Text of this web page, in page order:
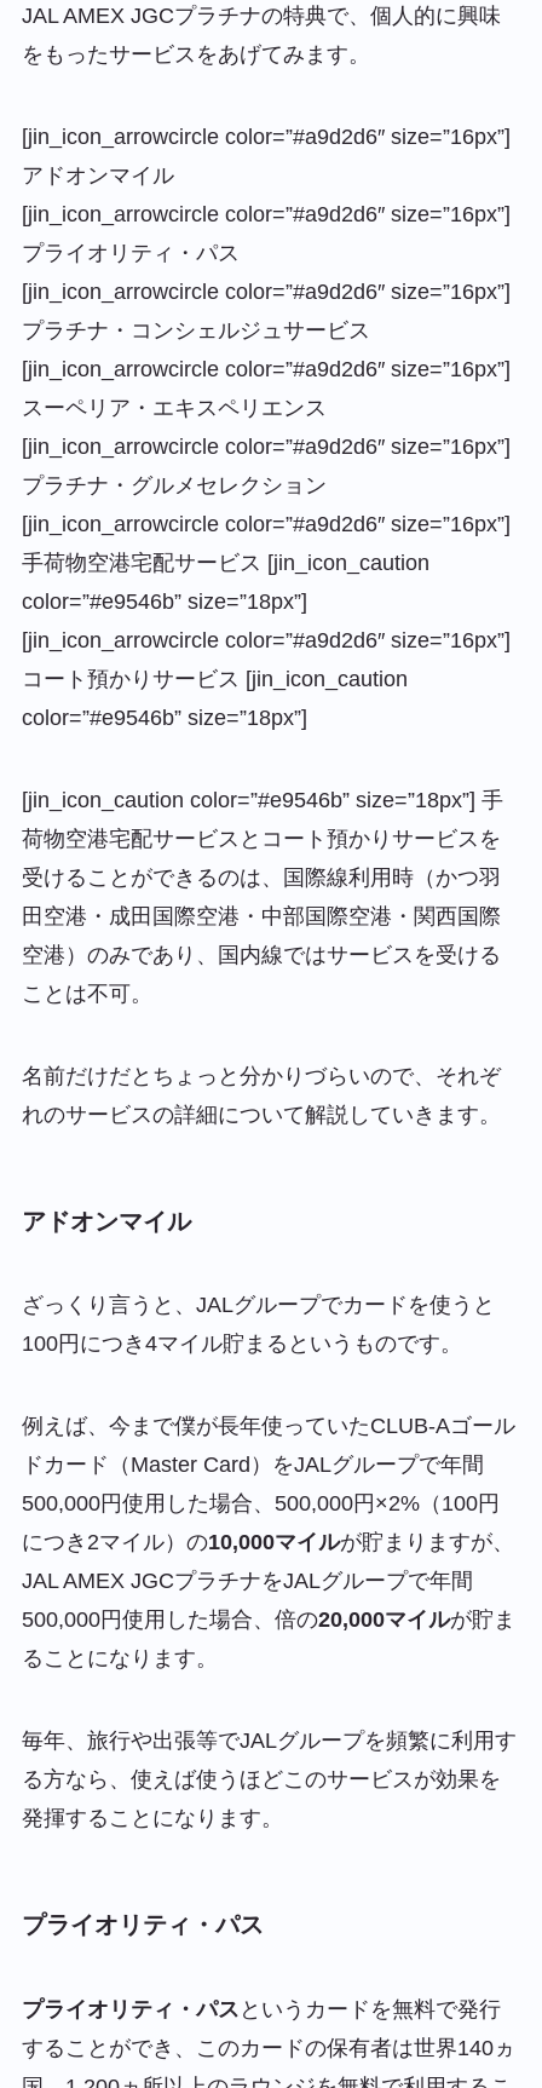
JAL AMEX JGCプラチナの特典で、個人的に興味
をもったサービスをあげてみます。
[jin_icon_arrowcircle color=”#a9d2d6″ size=”16px”]
アドオンマイル
[jin_icon_arrowcircle color=”#a9d2d6″ size=”16px”]
プライオリティ・パス
[jin_icon_arrowcircle color=”#a9d2d6″ size=”16px”]
プラチナ・コンシェルジュサービス
[jin_icon_arrowcircle color=”#a9d2d6″ size=”16px”]
スーペリア・エキスペリエンス
[jin_icon_arrowcircle color=”#a9d2d6″ size=”16px”]
プラチナ・グルメセレクション
[jin_icon_arrowcircle color=”#a9d2d6″ size=”16px”]
手荷物空港宅配サービス [jin_icon_caution
color=”#e9546b” size=”18px”]
[jin_icon_arrowcircle color=”#a9d2d6″ size=”16px”]
コート預かりサービス [jin_icon_caution
color=”#e9546b” size=”18px”]
[jin_icon_caution color=”#e9546b” size=”18px”] 手
荷物空港宅配サービスとコート預かりサービスを
受けることができるのは、国際線利用時（かつ羽
田空港・成田国際空港・中部国際空港・関西国際
空港）のみであり、国内線ではサービスを受ける
ことは不可。
名前だけだとちょっと分かりづらいので、それぞ
れのサービスの詳細について解説していきます。
アドオンマイル
ざっくり言うと、 JALグループでカードを使うと
100円につき4マイル貯まる というものです。
例えば、今まで僕が長年使っていたCLUB-Aゴール
ドカード（Master Card）をJALグループで年間
500,000円使用した場合、500,000円×2%（100円
につき2マイル）の10,000マイルが貯まりますが、
JAL AMEX JGCプラチナをJALグループで年間
500,000円使用した場合、倍の20,000マイルが貯ま
ることになります。
毎年、旅行や出張等でJALグループを頻繁に利用す
る方なら、使えば使うほどこのサービスが効果を
発揮することになります。
プライオリティ・パス
プライオリティ・パス というカードを無料で発行
することができ、このカードの保有者は世界140ヵ